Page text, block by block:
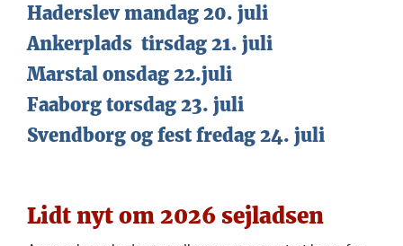
Haderslev mandag 20. juli
Ankerplads tirsdag 21. juli
Marstal onsdag 22.juli
Faaborg torsdag 23. juli
Svendborg og fest fredag 24. juli
Lidt nyt om 2026 sejladsen